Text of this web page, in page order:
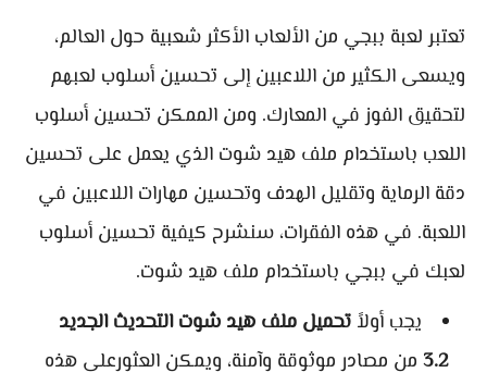
تعتبر لعبة ببجي من الألعاب الأكثر شعبية حول العالم،
ويسعى الكثير من اللاعبين إلى تحسين أسلوب لعبهم
لتحقيق الفوز في المعارك. ومن الممكن تحسين أسلوب
اللعب باستخدام ملف هيد شوت الذي يعمل على تحسين
دقة الرماية وتقليل الهدف وتحسين مهارات اللاعبين في
اللعبة. في هذه الفقرات، سنشرح كيفية تحسين أسلوب
لعبك في ببجي باستخدام ملف هيد شوت.
يجب أولاً تحميل ملف هيد شوت التحديث الجديد
3.2 من مصادر موثوقة وآمنة، ويمكن العثورعلى هذه